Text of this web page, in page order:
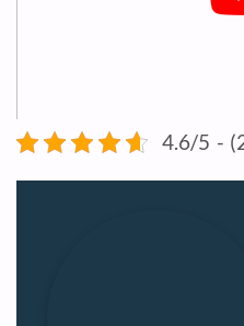
4.6/5 -